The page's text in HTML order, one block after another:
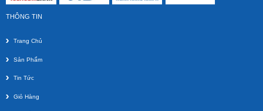
THÔNG TIN
Trang Chủ
Sản Phẩm
Tin Tức
Giỏ Hàng